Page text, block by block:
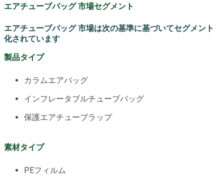
エアチューブバッグ 市場セグメント
エアチューブバッグ 市場は次の基準に基づいてセグメント
化されています
製品タイプ
カラムエアバッグ
インフレータブルチューブバッグ
保護エアチューブラップ
素材タイプ
PEフィルム